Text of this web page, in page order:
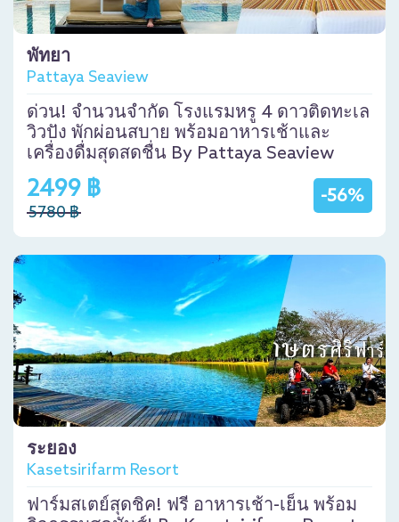
พัทยา
Pattaya Seaview
ด่วน! จำนวนจำกัด โรงแรมหรู 4 ดาวติดทะเล
วิวปัง พักผ่อนสบาย พร้อมอาหารเช้าและ
เครื่องดื่มสุดสดชื่น By Pattaya Seaview
-56%
2499 ฿
5780 ฿
ระยอง
Kasetsirifarm Resort
ฟาร์มสเตย์สุดชิค! ฟรี อาหารเช้า-เย็น พร้อม